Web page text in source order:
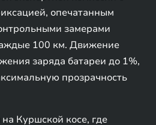
опечатанным
замерами
100 км. Движение
заряда батареи до 1%,
прозрачность
Куршской косе, где